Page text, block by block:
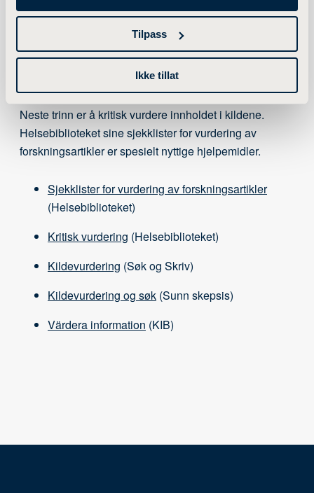
Tilpass
Ikke tillat
Kritisk vurdering av kilder
Neste trinn er å kritisk vurdere innholdet i kildene.
Helsebiblioteket sine sjekklister for vurdering av
forskningsartikler er spesielt nyttige hjelpemidler.
Sjekklister for vurdering av forskningsartikler
(Helsebiblioteket)
Kritisk vurdering (Helsebiblioteket)
Kildevurdering (Søk og Skriv)
Kildevurdering og søk (Sunn skepsis)
Värdera information (KIB)